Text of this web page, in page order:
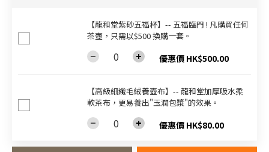
【龍和堂紫砂五福杯‬】-- 五福臨門 ! 凡購買任何
茶壺，只需以$500 換購一套。
優惠價 HK$500.00
【高級細纖毛絨養壺布】-- 龍和堂加厚吸水柔
軟茶布，更易養出"玉潤包漿"的效果。
優惠價 HK$80.00